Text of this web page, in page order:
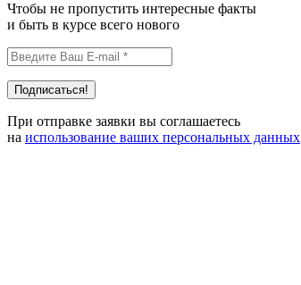
Чтобы не пропустить интересные факты
и быть в курсе всего нового
При отправке заявки вы соглашаетесь
на использование ваших персональных данных